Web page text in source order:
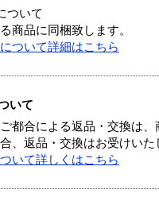
ついて
商品に同梱致します。
ついて詳細はこちら
いて
都合による返品・交換は
、返品・交換はお受けいた
いて詳しくはこちら